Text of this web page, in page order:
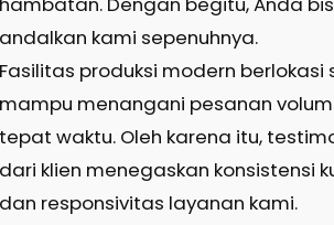
andalkan kami sepenuhnya.
Fasilitas produksi modern berlokasi
mampu menangani pesanan
tepat waktu. Oleh karena itu,
dari klien menegaskan konsistensi
dan responsivitas layanan kami.